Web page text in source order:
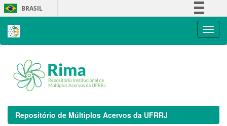
Skip
navigation
BRASIL
Repositório de Múltiplos Acervos da UFRRJ